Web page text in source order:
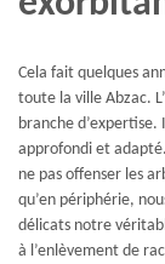
Cela fait quelques
toute la ville Abzac.
branche
approfondi et
ne pas offenser les
qu’en périphérie,
délicats notre
à l’enlèvement de